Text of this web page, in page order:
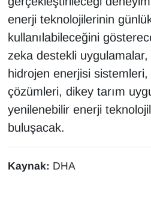
enerji teknolojilerinin
kullanılabileceğini
zeka destekli
hidrojen enerjisi
çözümleri, dikey tarım
yenilenebilir enerji
buluşacak.
Kaynak: DHA